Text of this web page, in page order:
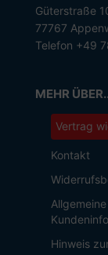
Güterstraße
77767
Telefon +49
MEHR
Vertrag
Kontakt
Hinweis